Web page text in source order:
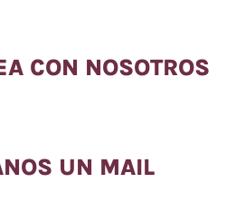
CON NOSOTROS
UN MAIL